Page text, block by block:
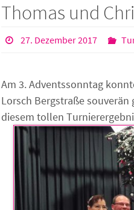
Thomas und
27. Dezember 2017
Am 3. Adventssonntag
Lorsch Bergstraße
diesem tollen